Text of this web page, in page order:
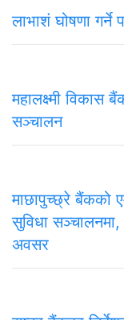
लाभाशं घोषणा
महालक्ष्मी विकास
सञ्चालन
माछापुच्छ्रे बैंकको
सुविधा
अवसर